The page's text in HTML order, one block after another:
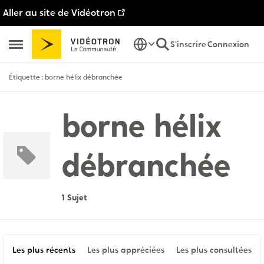
Aller au site de Vidéotron
Ouvrir Menu Latéral
Passer au contenu
S'inscrireConnexion
Étiquette : borne hélix débranchée
borne hélix
débranchée
1 Sujet
Les plus récents Les plus appréciées Les plus consultées